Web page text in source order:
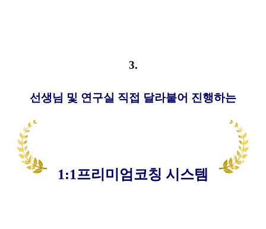
3.
선생님 및 연구실 직접 달라붙어 진행하는
1:1프리미엄코칭 시스템